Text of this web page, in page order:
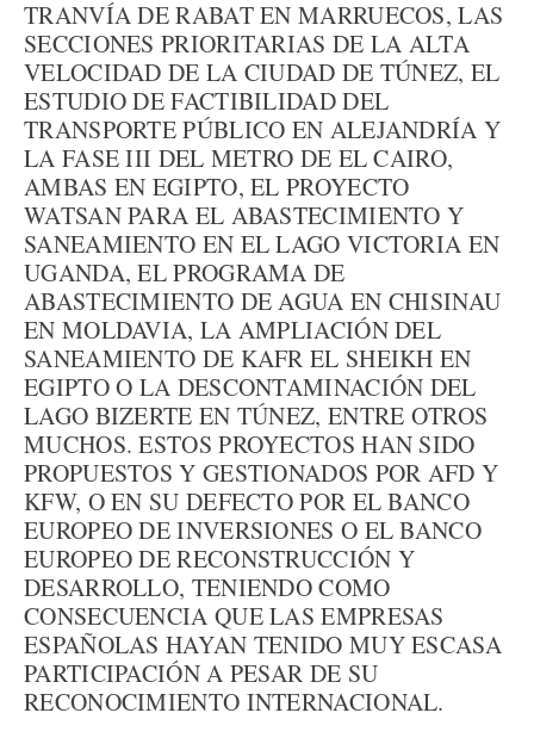
TRANVÍA DE RABAT EN MARRUECOS, LAS
SECCIONES PRIORITARIAS DE LA ALTA
VELOCIDAD DE LA CIUDAD DE TÚNEZ, EL
ESTUDIO DE FACTIBILIDAD DEL
TRANSPORTE PÚBLICO EN ALEJANDRÍA Y
LA FASE III DEL METRO DE EL CAIRO,
AMBAS EN EGIPTO, EL PROYECTO
WATSAN PARA EL ABASTECIMIENTO Y
SANEAMIENTO EN EL LAGO VICTORIA EN
UGANDA, EL PROGRAMA DE
ABASTECIMIENTO DE AGUA EN CHISINAU
EN MOLDAVIA, LA AMPLIACIÓN DEL
SANEAMIENTO DE KAFR EL SHEIKH EN
EGIPTO O LA DESCONTAMINACIÓN DEL
LAGO BIZERTE EN TÚNEZ, ENTRE OTROS
MUCHOS. ESTOS PROYECTOS HAN SIDO
PROPUESTOS Y GESTIONADOS POR AFD Y
KFW, O EN SU DEFECTO POR EL BANCO
EUROPEO DE INVERSIONES O EL BANCO
EUROPEO DE RECONSTRUCCIÓN Y
DESARROLLO, TENIENDO COMO
CONSECUENCIA QUE LAS EMPRESAS
ESPAÑOLAS HAYAN TENIDO MUY ESCASA
PARTICIPACIÓN A PESAR DE SU
RECONOCIMIENTO INTERNACIONAL.